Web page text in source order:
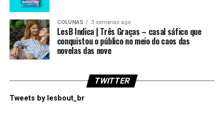
COLUNAS 3 semanas ago
LesB Indica | Três Graças – casal sáfico que
conquistou o público no meio do caos das
novelas das nove
TWITTER
Tweets by lesbout_br